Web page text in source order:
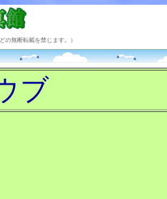
の無断転載を禁じます。）
ブ